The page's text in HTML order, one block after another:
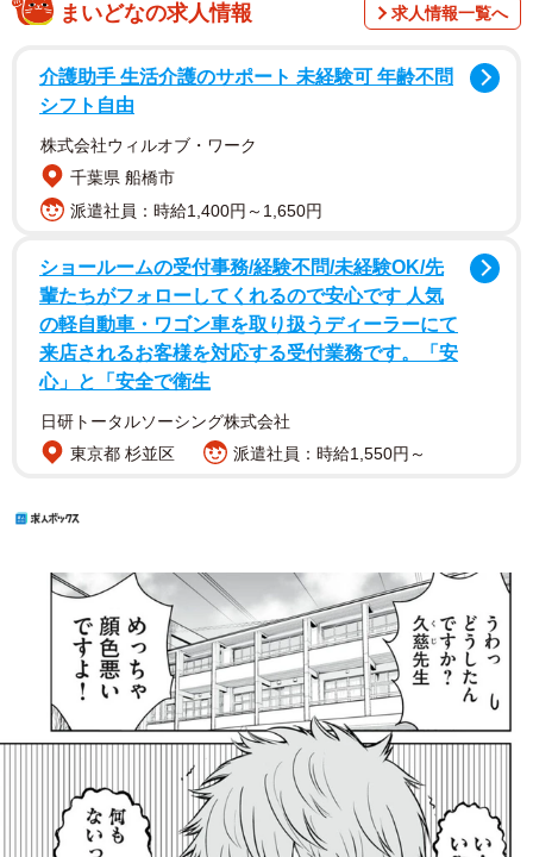
まいどなの求人情報 求人情報一覧へ
介護助手 生活介護のサポート 未経験可 年齢不問
シフト自由
株式会社ウィルオブ・ワーク
千葉県 船橋市
派遣社員：時給1,400円～1,650円
ショールームの受付事務/経験不問/未経験OK/先
輩たちがフォローしてくれるので安心です 人気
の軽自動車・ワゴン車を取り扱うディーラーにて
来店されるお客様を対応する受付業務です。「安
心」と「安全で衛生
日研トータルソーシング株式会社
東京都 杉並区
派遣社員：時給1,550円～